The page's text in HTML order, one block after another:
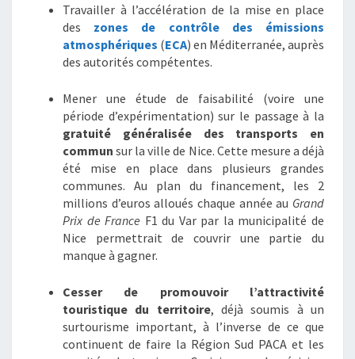
Travailler à l’accélération de la mise en place
des zones de contrôle des émissions
atmosphériques (ECA) en Méditerranée, auprès
des autorités compétentes.
Mener une étude de faisabilité (voire une
période d’expérimentation) sur le passage à la
gratuité généralisée des transports en
commun sur la ville de Nice. Cette mesure a déjà
été mise en place dans plusieurs grandes
communes. Au plan du financement, les 2
millions d’euros alloués chaque année au Grand
Prix de France F1 du Var par la municipalité de
Nice permettrait de couvrir une partie du
manque à gagner.
Cesser de promouvoir l’attractivité
touristique du territoire, déjà soumis à un
surtourisme important, à l’inverse de ce que
continuent de faire la Région Sud PACA et les